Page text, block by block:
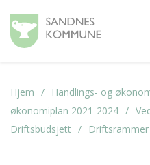
Hjem Handlings- og
økonomiplan 2021-2024
Driftsbudsjett